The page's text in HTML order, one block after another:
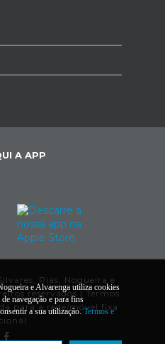
A APP
Pias, Nogueira e
reservados |Termos
para a rede/móvel fixa
e Alvarenga utiliza cookies
navegação e para fins
a sua utilização.Termos e